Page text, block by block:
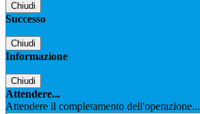
Chiudi
Successo
Chiudi
Informazione
Chiudi
Attendere...
Attendere il completamento dell'operazione...